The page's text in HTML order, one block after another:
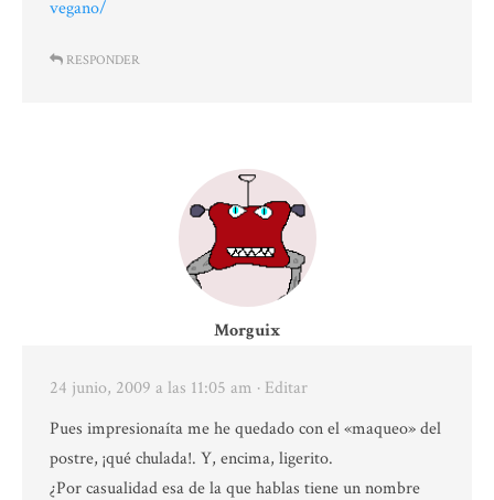
vegano/
RESPONDER
Morguix
24 junio, 2009 a las 11:05 am · Editar
Pues impresionaíta me he quedado con el «maqueo» del
postre, ¡qué chulada!. Y, encima, ligerito.
¿Por casualidad esa de la que hablas tiene un nombre